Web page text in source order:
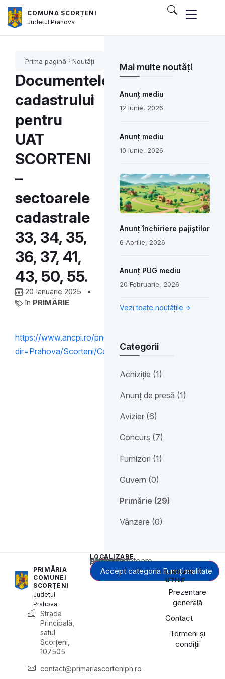
COMUNA SCORȚENI
JudețulPrahova
Prima pagină Noutăți
Documentele
cadastrului
pentru
UAT
SCORTENI
–
sectoarele
cadastrale
33, 34, 35,
36, 37, 41,
43, 50, 55.
20 Ianuarie 2025
în PRIMĂRIE
https://www.ancpi.ro/pnccf_docs/?
dir=Prahova/Scorteni/
Mai multe noutăți
Anunț mediu
12 Iunie, 2026
Anunț mediu
10 Iunie, 2026
Anunț închiriere pajiștilor
6 Aprilie, 2026
Anunț PUG mediu
20 Februarie, 2026
Vezi toate noutățile
Categorii
Achiziție (1)
Anunț de presă (1)
Avizier (6)
Concurs (7)
Furnizori (1)
Guvern (0)
Primărie (29)
Vânzare (0)
PRIMĂRIA
COMUNEI
SCORȚENI
Județul
Prahova
Strada
Principală,
satul
Scorțeni,
107505
contact@primariascorteniph.ro
LOCALIZARE
Acest conținut este blocat până când acceptați categoria corespunzătoare de cookie-uri.
Accept categoria Funcționalitate
LINKURI
UTILE
Prezentare
generală
Contact
Termeni și
condiții